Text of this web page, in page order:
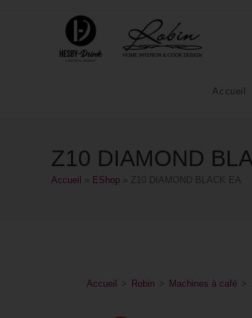
Accueil
Z10 DIAMOND
Accueil EShop Z10 DIAMOND BLACK EA
Accueil > Robin > Machines à café >